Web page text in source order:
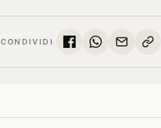
CONDIVIDI